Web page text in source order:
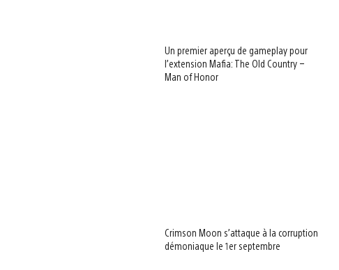
Un premier aperçu de gameplay pour
l’extension Mafia: The Old Country –
Man of Honor
Crimson Moon s’attaque à la corruption
démoniaque le 1er septembre